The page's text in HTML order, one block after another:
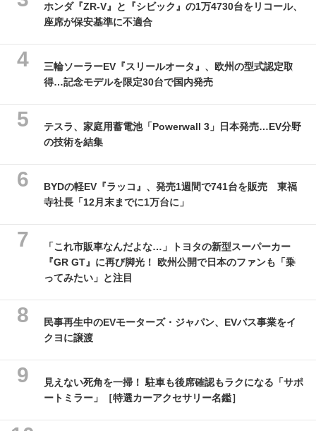
ホンダ『ZR-V』と『シビック』の1万4730台をリコール、
座席が保安基準に不適合
三輪ソーラーEV『スリールオータ』、欧州の型式認定取
得…記念モデルを限定30台で国内発売
テスラ、家庭用蓄電池「Powerwall 3」日本発売…EV分野
の技術を結集
BYDの軽EV『ラッコ』、発売1週間で741台を販売 東福
寺社長「12月末までに1万台に」
「これ市販車なんだよな…」トヨタの新型スーパーカー
『GR GT』に再び脚光！ 欧州公開で日本のファンも「乗
ってみたい」と注目
民事再生中のEVモーターズ・ジャパン、EVバス事業をイ
クヨに譲渡
見えない死角を一掃！ 駐車も後席確認もラクになる「サポ
ートミラー」［特選カーアクセサリー名鑑］